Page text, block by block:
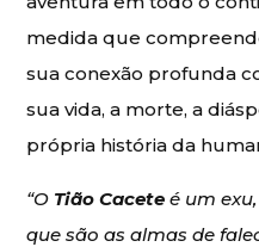
medida que
sua conexão profunda
sua vida, a morte, a
própria história da
“O Tião Cacete é um
que são as almas de